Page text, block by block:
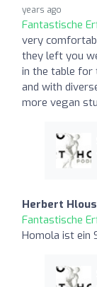
years ago
Fantastische
very
they left you
in the table for
and with
more vegan
Herbert
Fantastische
Homola ist ein